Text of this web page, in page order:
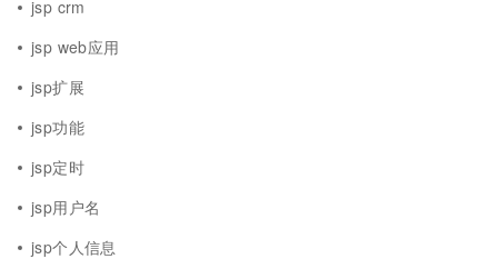
jsp crm
jsp web应用
jsp扩展
jsp功能
jsp定时
jsp用户名
jsp个人信息